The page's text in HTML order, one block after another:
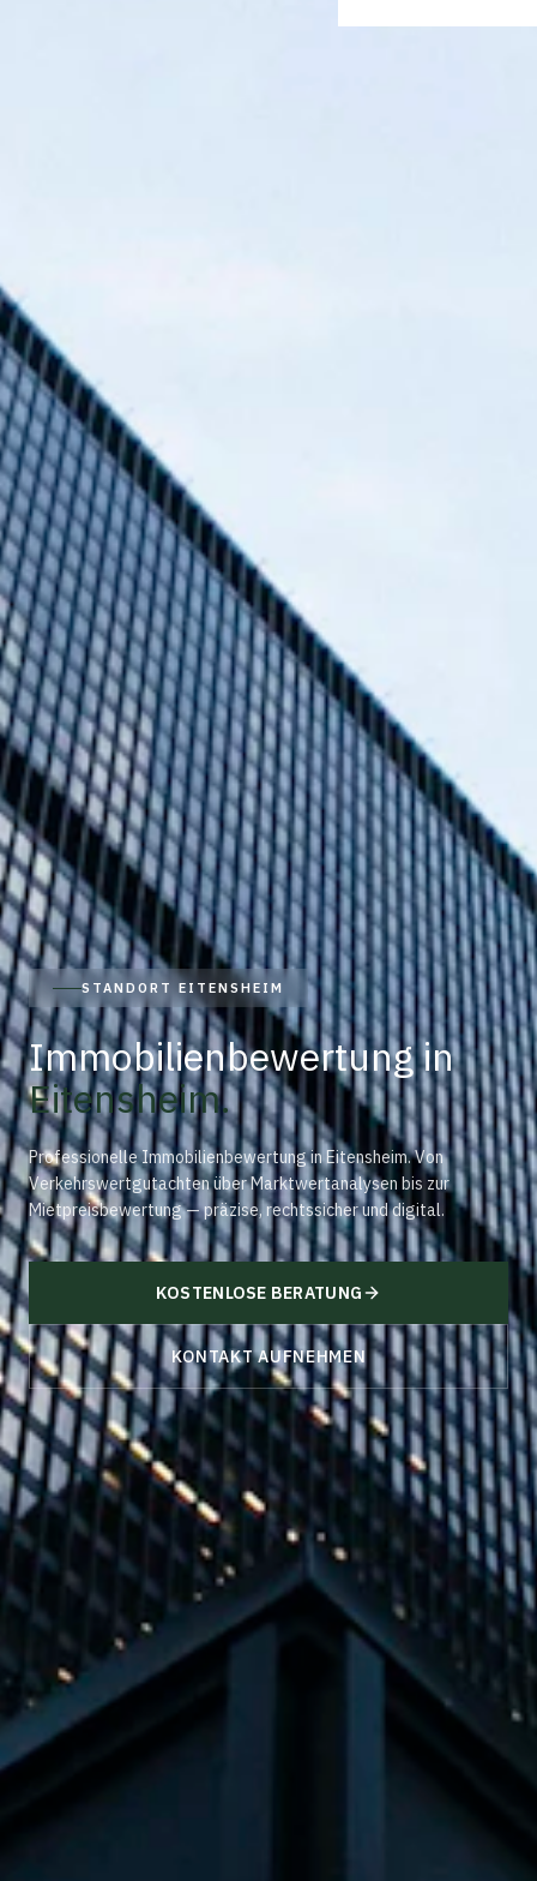
STANDORT EITENSHEIM
Immobilienbewertung in
Eitensheim.
Professionelle Immobilienbewertung in Eitensheim. Von
Verkehrswertgutachten über Marktwertanalysen bis zur
Mietpreisbewertung — präzise, rechtssicher und digital.
KOSTENLOSE BERATUNG
KONTAKT AUFNEHMEN